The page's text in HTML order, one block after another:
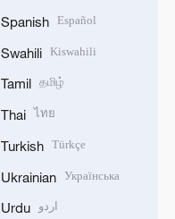
Spanish Español
Swahili Kiswahili
Tamil தமிழ்
Thai ไทย
Turkish Türkçe
Ukrainian Українська
Urdu اردو